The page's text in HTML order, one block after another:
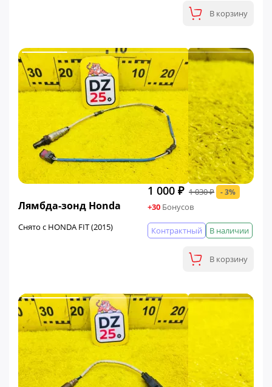
В корзину
Лямбда-зонд Honda
Снято с HONDA FIT (2015)
1 000 ₽ 1 030 ₽ - 3%
+30 Бонусов
В наличии
Контрактный
В корзину